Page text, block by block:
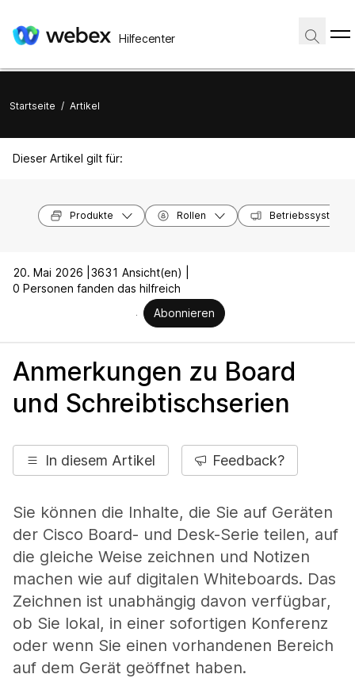
Hilfecenter
Startseite / Artikel
Dieser Artikel gilt für:
Produkte Rollen Betriebssysteme
20. Mai 2026 | 3631 Ansicht(en) |
0 Personen fanden das hilfreich
Abonnieren
Anmerkungen zu Board
und Schreibtischserien
In diesem Artikel Feedback?
Sie können die Inhalte, die Sie auf Geräten
der Cisco Board- und Desk-Serie teilen, auf
die gleiche Weise zeichnen und Notizen
machen wie auf digitalen Whiteboards. Das
Zeichnen ist unabhängig davon verfügbar,
ob Sie lokal, in einer sofortigen Konferenz
oder wenn Sie einen vorhandenen Bereich
auf dem Gerät geöffnet haben.